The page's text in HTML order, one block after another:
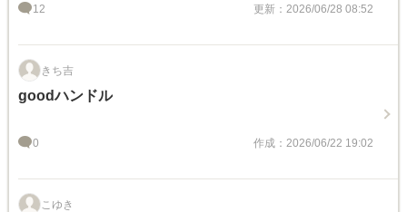
12 更新：2026/06/28 08:52
きち吉
goodハンドル
0 作成：2026/06/22 19:02
こゆき